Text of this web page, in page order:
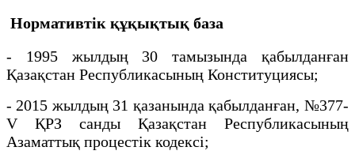
Нормативтік құқықтық база
- 1995 жылдың 30 тамызында қабылданған
Қазақстан Республикасының Конституциясы;
- 2015 жылдың 31 қазанында қабылданған, №377-
V ҚРЗ санды Қазақстан Республикасының
Азаматтық процестік кодексі;